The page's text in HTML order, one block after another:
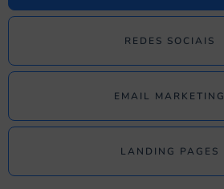
REDES SOCIAIS
EMAIL MARKETING
LANDING PAGES